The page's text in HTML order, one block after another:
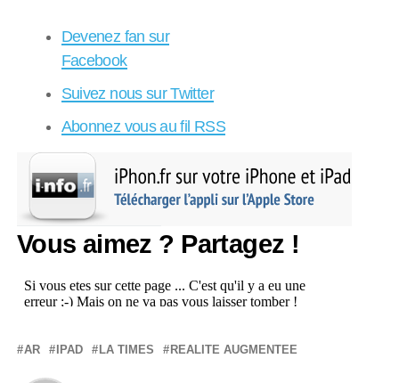
Devenez fan sur
Facebook
Suivez nous sur Twitter
Abonnez vous au fil RSS
Vous aimez ? Partagez !
AR IPAD LA TIMES REALITE AUGMENTEE